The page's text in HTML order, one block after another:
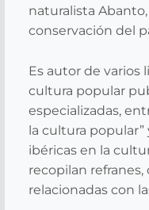
naturalista
conservación del
Es autor de varios
cultura popular
especializadas,
la cultura popular”
ibéricas en la
recopilan
relacionadas con